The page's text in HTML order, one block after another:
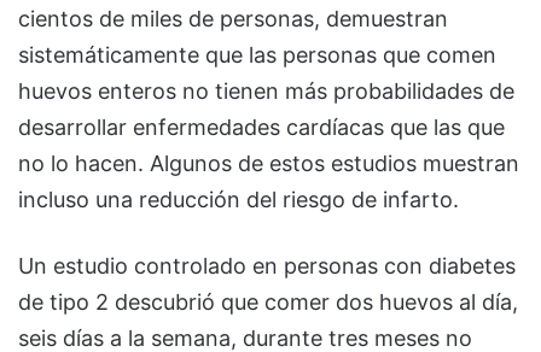
cientos de miles de personas, demuestran
sistemáticamente que las personas que comen
huevos enteros no tienen más probabilidades de
desarrollar enfermedades cardíacas que las que
no lo hacen. Algunos de estos estudios muestran
incluso una reducción del riesgo de infarto.
Un estudio controlado en personas con diabetes
de tipo 2 descubrió que comer dos huevos al día,
seis días a la semana, durante tres meses no